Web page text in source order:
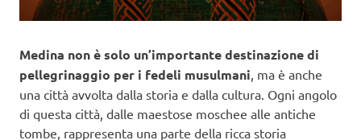
Medina non è solo un’importante destinazione di
pellegrinaggio per i fedeli musulmani , ma è anche
una città avvolta dalla storia e dalla cultura. Ogni angolo
di questa città, dalle maestose moschee alle antiche
tombe, rappresenta una parte della ricca storia